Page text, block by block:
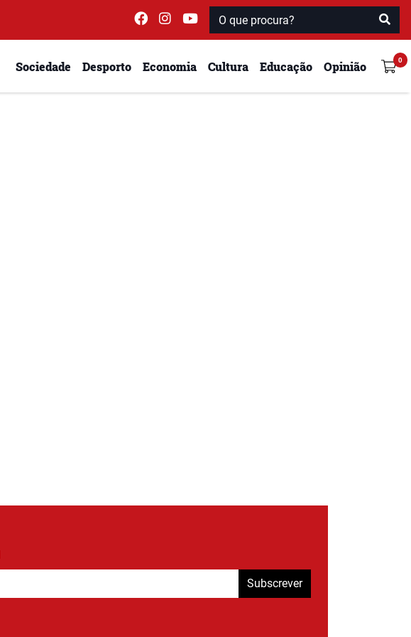
Sociedade Desporto Economia Cultura Educação Opinião
Subscrever